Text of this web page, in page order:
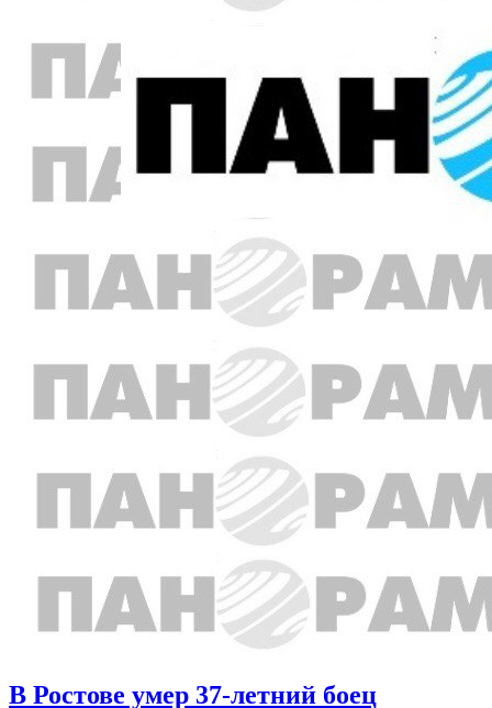
В Ростове умер 37-летний боец